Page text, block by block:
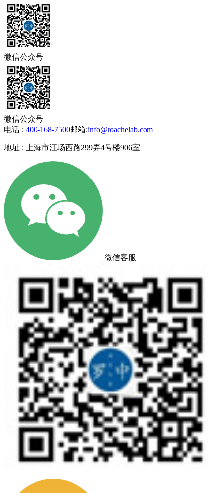
微信公众号
微信公众号
电话 : 400-168-7500邮箱:info@roachelab.com‍
地址 : 上海市江场西路299弄4号楼906室
微信客服